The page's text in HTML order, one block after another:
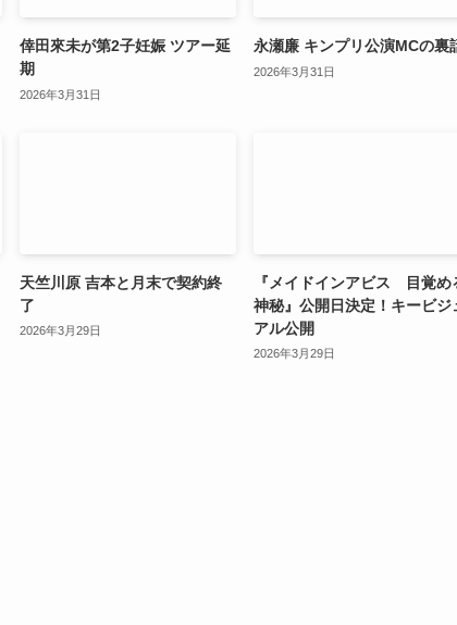
倖田來未が第2子妊娠 ツアー延
期
2026年3月31日
永瀬廉 キンプリ公演MCの裏
2026年3月31日
天竺川原 吉本と月末で契約終
了
2026年3月29日
『メイドインアビス 目覚め
神秘』公開日決定！キービジ
アル公開
2026年3月29日